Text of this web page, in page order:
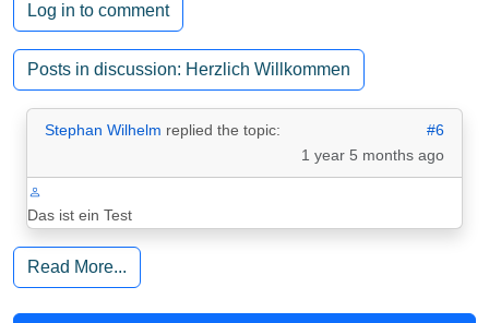
Log in to comment
Posts in discussion: Herzlich Willkommen
Stephan Wilhelm replied the topic:
#6
1 year 5 months ago
Das ist ein Test
Read More...